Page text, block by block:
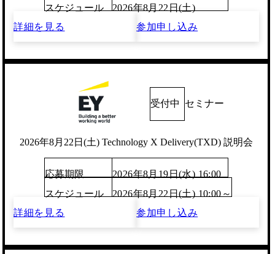
スケジュール
2026年8月22日(土)
詳細を見る
参加申し込み
受付中 セミナー
2026年8月22日(土) Technology X Delivery(TXD) 説明会
応募期限
2026年8月19日(水) 16:00
スケジュール
2026年8月22日(土) 10:00～
詳細を見る
参加申し込み